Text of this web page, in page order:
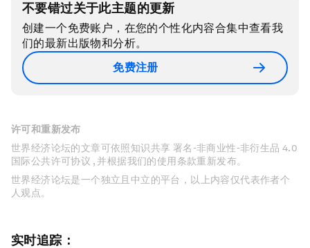
不要错过关于此主题的更新
创建一个免费账户，在您的个性化内容合集中查看我
们的最新出版物和分析。
免费注册
许可和重新发布
世界经济论坛的文章可依照知识共享 署名-非商业性-非衍生品 4.0
国际公共许可协议 , 并根据我们的使用条款重新发布。
世界经济论坛是一个独立且中立的平台，以上内容仅代表作者个
人观点。
实时追踪：